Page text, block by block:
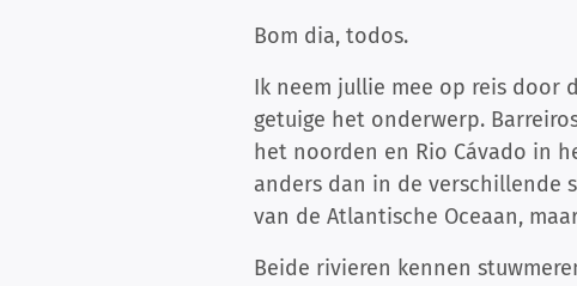
Bom dia, todos.
Ik neem jullie mee op reis door
getuige het onderwerp.
het noorden en Rio Cávado in
anders dan in de verschillende
van de Atlantische Oceaan,
Beide rivieren kennen